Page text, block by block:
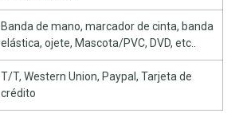
Banda de mano, marcador de cinta, banda
elástica, ojete, Mascota/PVC, DVD, etc..
T/T, Western Union, Paypal, Tarjeta de
crédito